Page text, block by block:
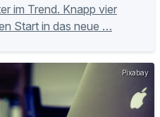
im Trend. Knapp vier
Start in das neue …
Pixabay